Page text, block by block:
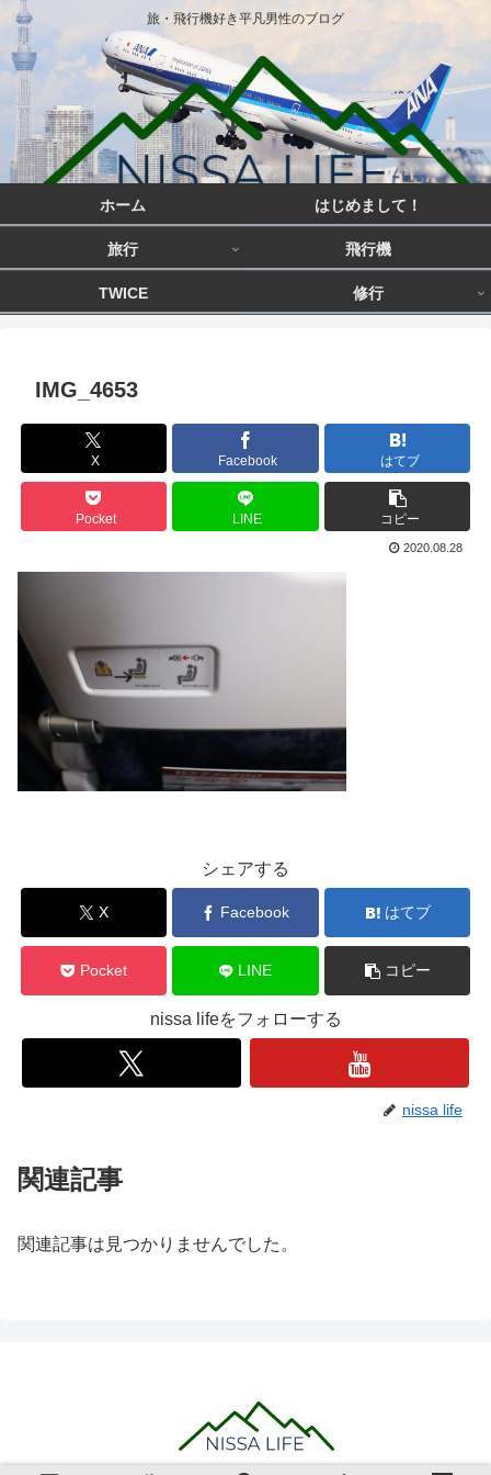
旅・飛行機好き平凡男性のブログ
ホーム はじめまして！
旅行 飛行機
TWICE 修行
IMG_4653
X Facebook はてブ
Pocket LINE コピー
2020.08.28
シェアする
X Facebook はてブ
Pocket LINE コピー
nissa lifeをフォローする
nissa life
関連記事
関連記事は見つかりませんでした。